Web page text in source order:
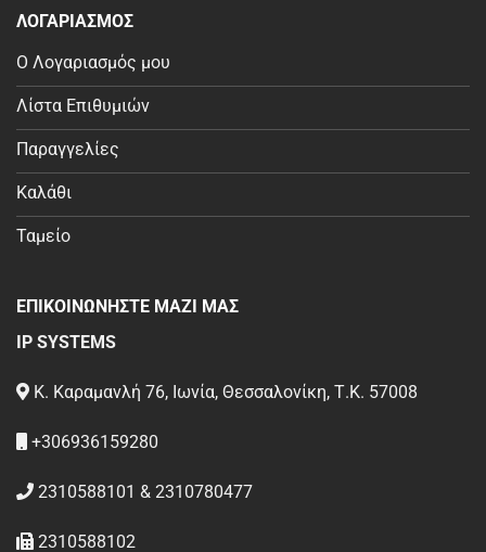
ΛΟΓΑΡΙΑΣΜΟΣ
Ο Λογαριασμός μου
Λίστα Επιθυμιών
Παραγγελίες
Καλάθι
Ταμείο
ΕΠΙΚΟΙΝΩΝΗΣΤΕ ΜΑΖΙ ΜΑΣ
IP SYSTEMS
Κ. Καραμανλή 76, Ιωνία, Θεσσαλονίκη, Τ.Κ. 57008
+306936159280
2310588101 & 2310780477
2310588102